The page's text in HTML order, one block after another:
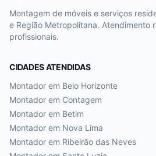
Montagem de móveis e serviços
e Região Metropolitana. Atendimento
profissionais.
CIDADES ATENDIDAS
Montador em Belo Horizonte
Montador em Contagem
Montador em Betim
Montador em Nova Lima
Montador em Ribeirão das Neves